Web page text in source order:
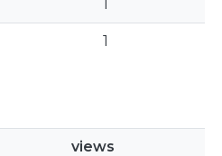
1
1
views